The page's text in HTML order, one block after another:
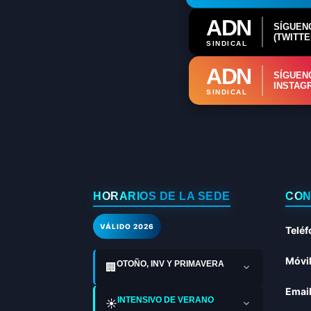
ADN
SINDICAL
ADN
SINDICAL
HORARIOS DE LA SEDE
VÁLIDO 2026
🏢OTOÑO, INV Y PRIMAVERA
☀️INTENSIVO DE VERANO